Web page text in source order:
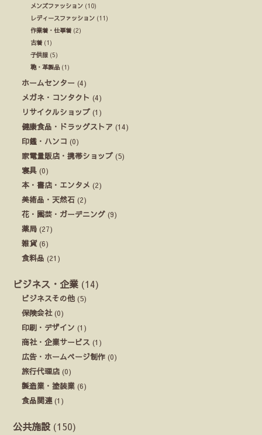
メンズファッション (10)
レディースファッション (11)
作業着・仕事着 (2)
古着 (1)
子供服 (5)
鞄・革製品 (1)
ホームセンター (4)
メガネ・コンタクト (4)
リサイクルショップ (1)
健康食品・ドラッグストア (14)
印鑑・ハンコ (0)
家電量販店・携帯ショップ (5)
寝具 (0)
本・書店・エンタメ (2)
美術品・天然石 (2)
花・園芸・ガーデニング (9)
薬局 (27)
雑貨(6)
食料品 (21)
ビジネス・企業 (14)
ビジネスその他 (5)
保険会社(0)
印刷・デザイン (1)
商社・企業サービス (1)
広告・ホームページ制作 (0)
旅行代理店 (0)
製造業・塗装業 (6)
食品関連 (1)
公共施設 (150)